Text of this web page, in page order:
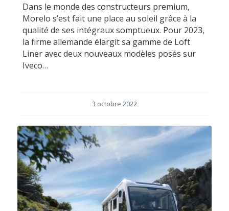
Dans le monde des constructeurs premium,
Morelo s’est fait une place au soleil grâce à la
qualité de ses intégraux somptueux. Pour 2023,
la firme allemande élargit sa gamme de Loft
Liner avec deux nouveaux modèles posés sur
Iveco…
3 octobre 2022